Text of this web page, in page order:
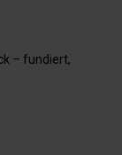
– fundiert,